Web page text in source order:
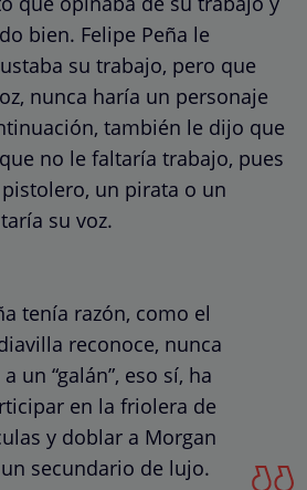
bien. Felipe Peña le
su trabajo, pero que
nunca haría un personaje
también le dijo que
no le faltaría trabajo, pues
un pirata o un
su voz.
tenía razón, como el
reconoce, nunca
un “galán”, eso sí, ha
en la friolera de
y doblar a Morgan
secundario de lujo.